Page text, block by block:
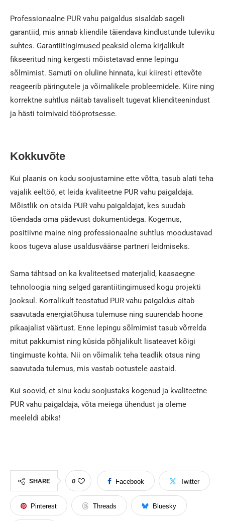
Professionaalne PUR vahu paigaldus sisaldab sageli
garantiid, mis annab kliendile täiendava kindlustunde tuleviku
suhtes. Garantiitingimused peaksid olema kirjalikult
fikseeritud ning kergesti mõistetavad enne lepingu
sõlmimist. Samuti on oluline hinnata, kui kiiresti ettevõte
reageerib päringutele ja võimalikele probleemidele. Kiire ning
korrektne suhtlus näitab tavaliselt tugevat klienditeenindust
ja hästi toimivaid tööprotsesse.
Kokkuvõte
Kui plaanis on kodu soojustamine ette võtta, tasub alati teha
vajalik eeltöö, et leida kvaliteetne PUR vahu paigaldaja.
Mõistlik on otsida PUR vahu paigaldajat, kes suudab
tõendada oma pädevust dokumentidega. Kogemus,
positiivne maine ning professionaalne suhtlus moodustavad
koos tugeva aluse usaldusväärse partneri leidmiseks.
Sama tähtsad on ka kvaliteetsed materjalid, kaasaegne
tehnoloogia ning selged garantiitingimused kogu projekti
jooksul. Korralikult teostatud PUR vahu paigaldus aitab
saavutada energiatõhusa tulemuse ning suurendab hoone
pikaajalist väärtust. Enne lepingu sõlmimist tasub võrrelda
mitut pakkumist ning küsida põhjalikult lisateavet kõigi
tingimuste kohta. Nii on võimalik teha teadlik otsus ning
saavutada tulemus, mis vastab ootustele aastaid.
Kui soovid, et sinu kodu soojustaks kogenud ja kvaliteetne
PUR vahu paigaldaja, võta meiega ühendust ja oleme
meeleldi abiks!
SHARE 0 Facebook Twitter
Pinterest Threads Bluesky